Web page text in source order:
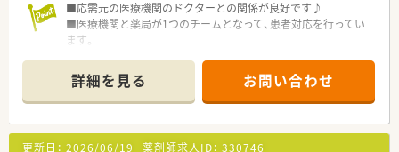
■応需元の医療機関のドクターとの関係が良好です♪
■医療機関と薬局が1つのチームとなって、患者対応を行ってい
ます。
詳細を見る お問い合わせ
更新日： 2026/06/19 薬剤師求人ID： 330746